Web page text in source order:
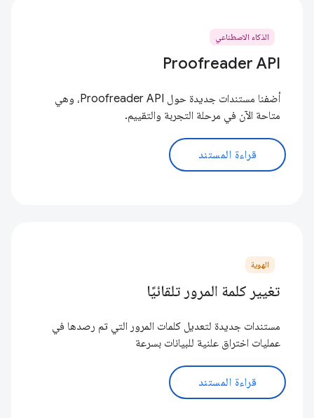
الذكاء الاصطناعي
Proofreader API
أضفنا مستندات جديدة حول Proofreader API، وهي
متاحة الآن في مرحلة التجربة والتقييم.
قراءة المستند
الهوية
تغيير كلمة المرور تلقائيًا
مستندات جديدة لتعديل كلمات المرور التي تم رصدها في
عمليات اختراق علنية للبيانات بسرعة
قراءة المستند